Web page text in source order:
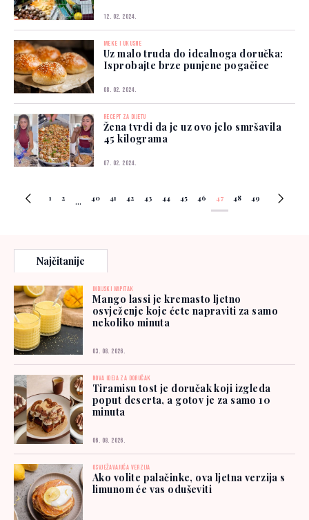
12. 02. 2024.
MEKE I UKUSNE
Uz malo truda do idealnoga doručka:
Isprobajte brze punjene pogačice
08. 02. 2024.
RECEPT ZA DIJETU
Žena tvrdi da je uz ovo jelo smršavila
45 kilograma
07. 02. 2024.
1 2 ... 40 41 42 43 44 45 46 47 48 49
Najčitanije
INDIJSKI NAPITAK
Mango lassi je kremasto ljetno
osvježenje koje ćete napraviti za samo
nekoliko minuta
03. 08. 2026.
NOVA IDEJA ZA DORUČAK
Tiramisu tost je doručak koji izgleda
poput deserta, a gotov je za samo 10
minuta
06. 08. 2026.
OSVJEŽAVAJUĆA VERZIJA
Ako volite palačinke, ova ljetna verzija s
limunom će vas oduševiti